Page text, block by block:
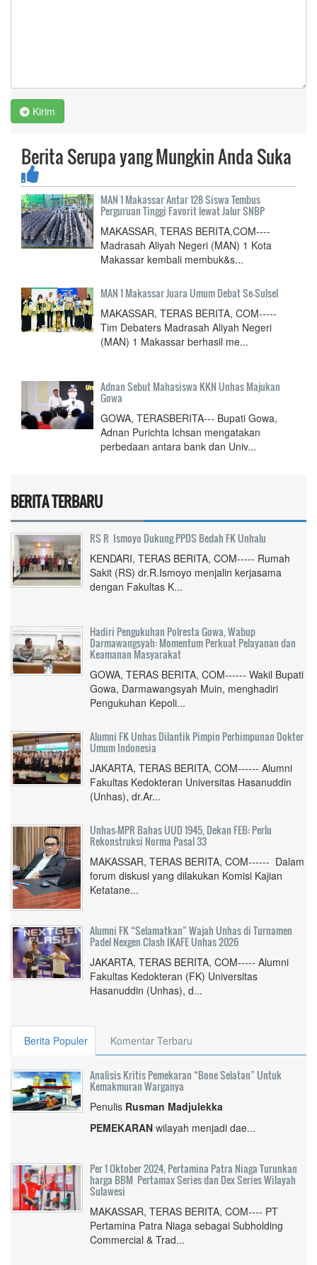
Kirim
Berita Serupa yang Mungkin Anda Suka
MAN 1 Makassar Antar 128 Siswa Tembus
Perguruan Tinggi Favorit lewat Jalur SNBP
MAKASSAR, TERAS BERITA,COM----
Madrasah Aliyah Negeri (MAN) 1 Kota
Makassar kembali mem­buk&s...
MAN 1 Makassar Juara Umum Debat Se-Sulsel
MAKASSAR, TERAS BERITA, COM-----
Tim Debaters Madrasah Aliyah Negeri
(MAN) 1 Makassar berhasil me...
Adnan Sebut Mahasiswa KKN Unhas Majukan
Gowa
GOWA, TERASBERITA--- Bupati Gowa,
Adnan Purichta Ichsan mengatakan
perbedaan antara bank dan Univ...
BERITA TERBARU
RS R Ismoyo Dukung PPDS Bedah FK Unhalu
KENDARI, TERAS BERITA, COM----- Rumah
Sakit (RS) dr.R.Ismoyo menjalin kerjasama
dengan Fakultas K...
Hadiri Pengukuhan Polresta Gowa, Wabup
Darmawangsyah: Momentum Perkuat Pelayanan dan
Keamanan Masyarakat
GOWA, TERAS BERITA, COM------ Wakil Bupati
Gowa, Darmawangsyah Muin, menghadiri
Pengukuhan Kepoli...
Alumni FK Unhas Dilantik Pimpin Perhimpunan Dokter
Umum Indonesia
JAKARTA, TERAS BERITA, COM------ Alumni
Fakultas Kedokteran Universitas Hasanuddin
(Unhas), dr.Ar...
Unhas-MPR Bahas UUD 1945, Dekan FEB: Perlu
Rekonstruksi Norma Pasal 33
MAKASSAR, TERAS BERITA, COM------ Dalam
forum diskusi yang dilakukan Komisi Kajian
Ketatane...
Alumni FK “Selamatkan” Wajah Unhas di Turnamen
Padel Nexgen Clash IKAFE Unhas 2026
JAKARTA, TERAS BERITA, COM----- Alumni
Fakultas Kedokteran (FK) Universitas
Hasanuddin (Unhas), d...
Berita Populer Komentar Terbaru
Analisis Kritis Pemekaran “Bone Selatan” Untuk
Kemakmuran Warganya
Penulis Rusman Madjulekka
PEMEKARAN wilayah menjadi dae...
Per 1 Oktober 2024, Pertamina Patra Niaga Turunkan
harga BBM Pertamax Series dan Dex Series Wilayah
Sulawesi
MAKASSAR, TERAS BERITA, COM---- PT
Pertamina Patra Niaga sebagai Subholding
Commercial & Trad...